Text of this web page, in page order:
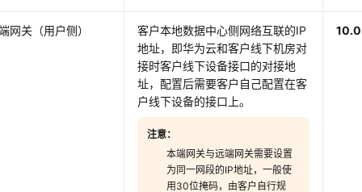
网关（用户侧）
客户本地数据中心侧网络互联的IP
地址，即华为云和客户线下机房对
接时客户线下设备接口的对接地
址，配置后需要客户自己配置在客
户线下设备的接口上。
注意：
本端网关与远端网关需要设置
为同一网段的IP地址，一般使
用30位掩码，由客户自行规